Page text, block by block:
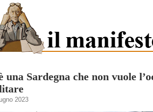
una Sardegna che non vuole
2023